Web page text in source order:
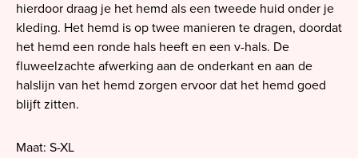
hierdoor draag je het hemd als een tweede huid onder je
kleding. Het hemd is op twee manieren te dragen, doordat
het hemd een ronde hals heeft en een v-hals. De
fluweelzachte afwerking aan de onderkant en aan de
halslijn van het hemd zorgen ervoor dat het hemd goed
blijft zitten.
Maat: S-XL